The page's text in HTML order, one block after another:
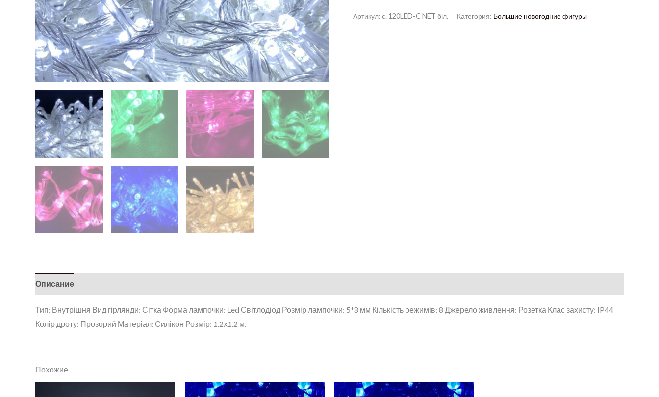
Артикул: с. 120LED-C NET біл. Категория: Большие новогодние фигуры
Описание
Тип: Внутрішня Вид гірлянди: Сітка Форма лампочки: Led Світлодіод Розмір лампочки: 5*8 мм Кількість режимів: 8 Джерело живлення: Розетка Клас захисту: IP44
Колір дроту: Прозорий Матеріал: Силікон Розмір: 1.2х1.2 м.
Похожие